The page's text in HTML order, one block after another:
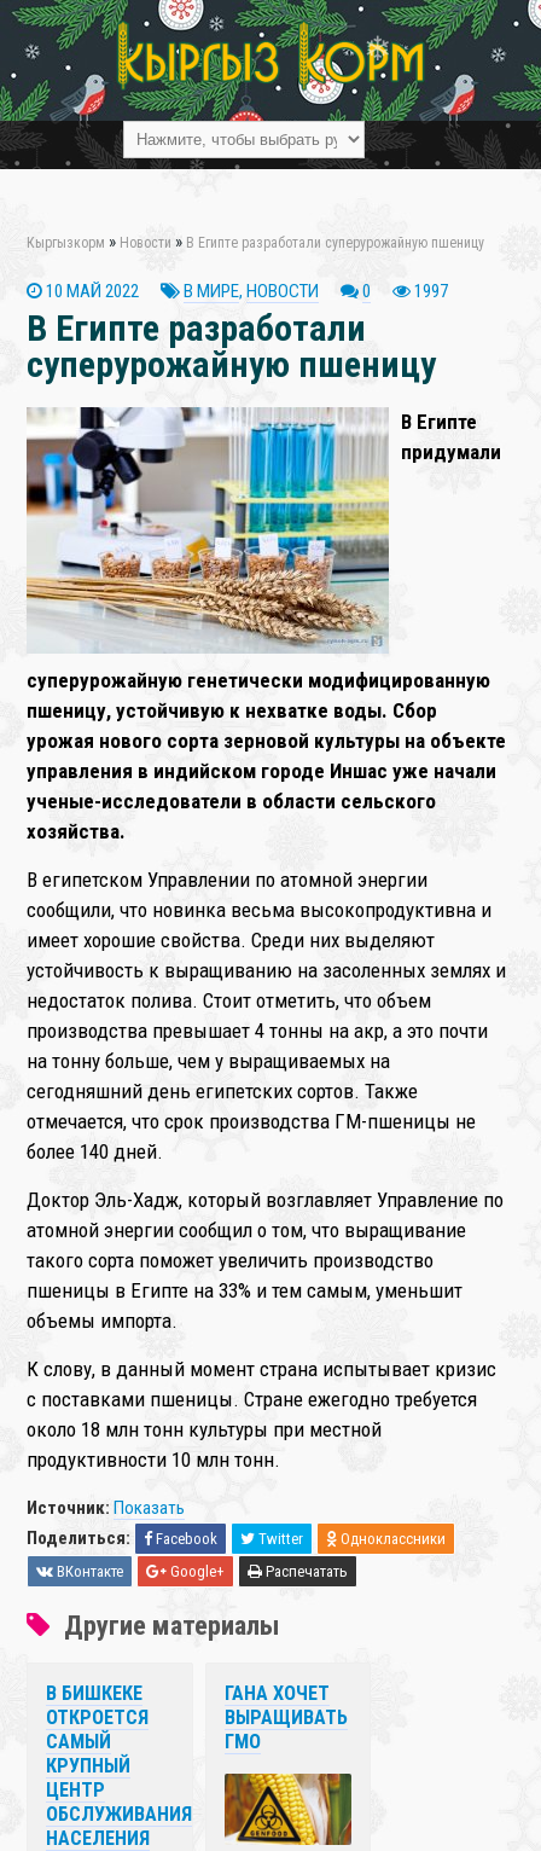
Кыргызкорм » Новости » В Египте разработали суперурожайную пшеницу
10 МАЙ 2022 В МИРЕ,НОВОСТИ 0 1997
В Египте разработали
суперурожайную пшеницу
В Египте
придумали
суперурожайную генетически модифицированную
пшеницу, устойчивую к нехватке воды. Сбор
урожая нового сорта зерновой культуры на объекте
управления в индийском городе Иншас уже начали
ученые-исследователи в области сельского
хозяйства.
В египетском Управлении по атомной энергии
сообщили, что новинка весьма высокопродуктивна и
имеет хорошие свойства. Среди них выделяют
устойчивость к выращиванию на засоленных землях и
недостаток полива. Стоит отметить, что объем
производства превышает 4 тонны на акр, а это почти
на тонну больше, чем у выращиваемых на
сегодняшний день египетских сортов. Также
отмечается, что срок производства ГМ-пшеницы не
более 140 дней.
Доктор Эль-Хадж, который возглавляет Управление по
атомной энергии сообщил о том, что выращивание
такого сорта поможет увеличить производство
пшеницы в Египте на 33% и тем самым, уменьшит
объемы импорта.
К слову, в данный момент страна испытывает кризис
с поставками пшеницы. Стране ежегодно требуется
около 18 млн тонн культуры при местной
продуктивности 10 млн тонн.
Источник:Показать
Поделиться:
Facebook Twitter
Одноклассники
ВКонтакте
Google+ Распечатать
Другие материалы
В БИШКЕКЕ
ОТКРОЕТСЯ
САМЫЙ
КРУПНЫЙ
ЦЕНТР
ОБСЛУЖИВАНИЯ
НАСЕЛЕНИЯ
ГАНА ХОЧЕТ
ВЫРАЩИВАТЬ
ГМО
❄